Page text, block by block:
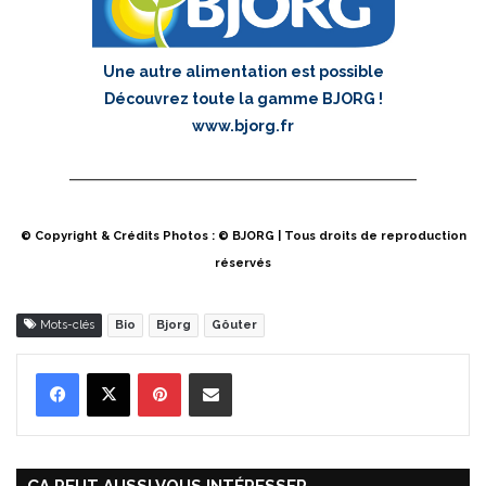
Une autre alimentation est possible
Découvrez toute la gamme BJORG !
www.bjorg.fr
© Copyright & Crédits Photos : © BJORG | Tous droits de reproduction
réservés
Mots-clés Bio Bjorg Gôuter